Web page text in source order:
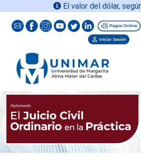
El valor del dólar, según